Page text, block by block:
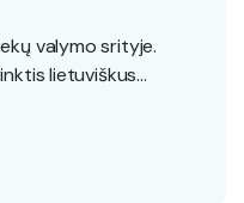
valymo srityje.
lietuviškus